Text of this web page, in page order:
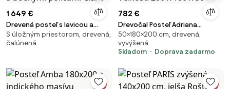
1 649 €
Drevená posteľ s lavicou a
bočnými policami Clark
S úložným priestorom, drevená,
čalúnená
782 €
Drevočal Posteľ Adriana
Veľkosť: 200 x 180 x 50
50×180×200 cm, drevená,
vyvýšená
Skladom
Doprava zadarmo